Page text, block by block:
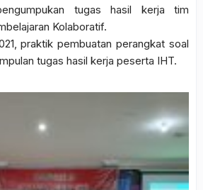
tugas hasil kerja tim
Kolaboratif.
praktik pembuatan perangkat soal
tugas hasil kerja peserta IHT.